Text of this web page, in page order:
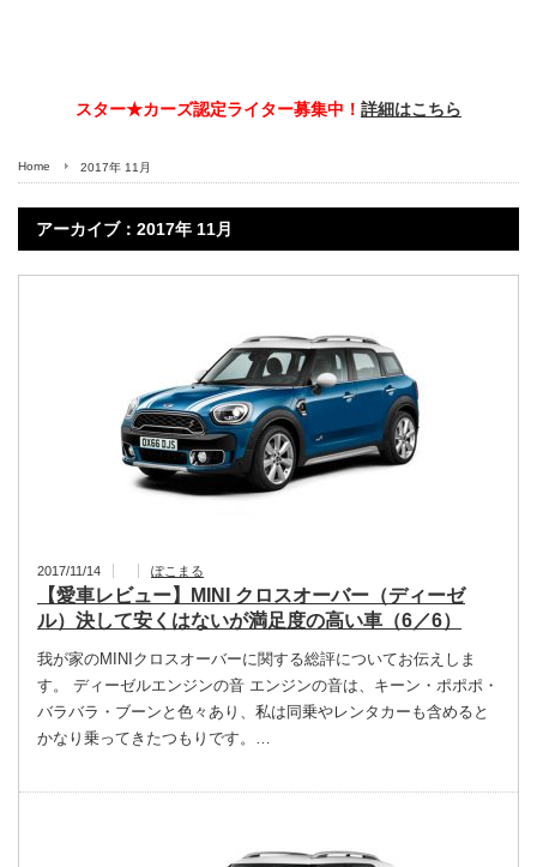
スター★カーズ認定ライター募集中！ 詳細はこちら
Home 2017年 11月
アーカイブ：2017年 11月
2017/11/14 ぽこまる
【愛車レビュー】MINI クロスオーバー（ディーゼ
ル）決して安くはないが満足度の高い車（6／6）
我が家のMINIクロスオーバーに関する総評についてお伝えしま
す。 ディーゼルエンジンの音 エンジンの音は、キーン・ポポポ・
バラバラ・ブーンと色々あり、私は同乗やレンタカーも含めると
かなり乗ってきたつもりです。…